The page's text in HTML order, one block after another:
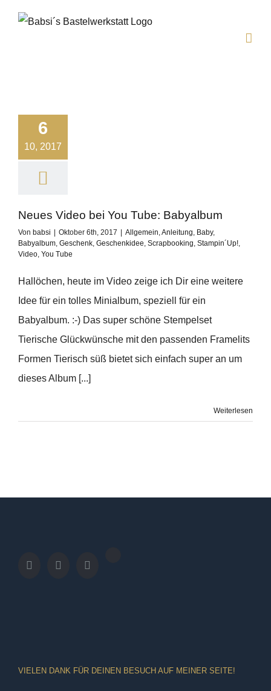
6
10, 2017
Neues Video bei You Tube: Babyalbum
Von babsi Oktober 6th, 2017 Allgemein,Anleitung, Baby,
Babyalbum, Geschenk, Geschenkidee, Scrapbooking, Stampin´Up!,
Video, You Tube
Hallöchen, heute im Video zeige ich Dir eine weitere
Idee für ein tolles Minialbum, speziell für ein
Babyalbum. :-) Das super schöne Stempelset
Tierische Glückwünsche mit den passenden Framelits
Formen Tierisch süß bietet sich einfach super an um
dieses Album [...]
Weiterlesen
VIELEN DANK FÜR DEINEN BESUCH AUF MEINER SEITE!